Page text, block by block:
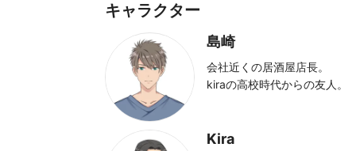
キャラクター
島崎
会社近くの居酒屋店長。
kiraの高校時代からの友人。
Kira